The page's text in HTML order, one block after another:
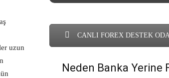
uzun
CANLI FOREX DESTEK
Neden Banka Yerine